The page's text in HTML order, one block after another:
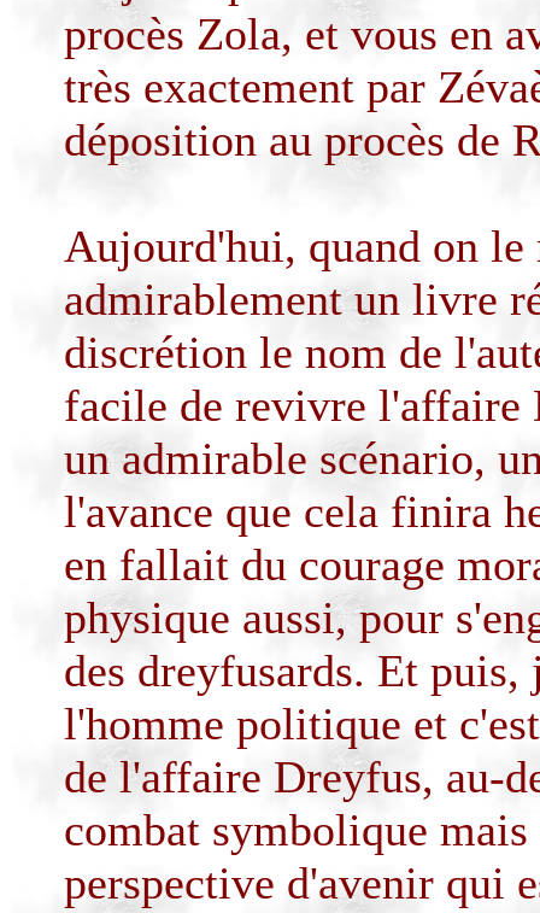
procès Zola, et vous en
très exactement par
déposition au procès de
Aujourd'hui, quand on
admirablement un livre
discrétion le nom de
facile de revivre l'affaire
un admirable scénario,
l'avance que cela finira
en fallait du courage
physique aussi, pour
des dreyfusards. Et puis,
l'homme politique et
de l'affaire Dreyfus, au-
combat symbolique
perspective d'avenir qui